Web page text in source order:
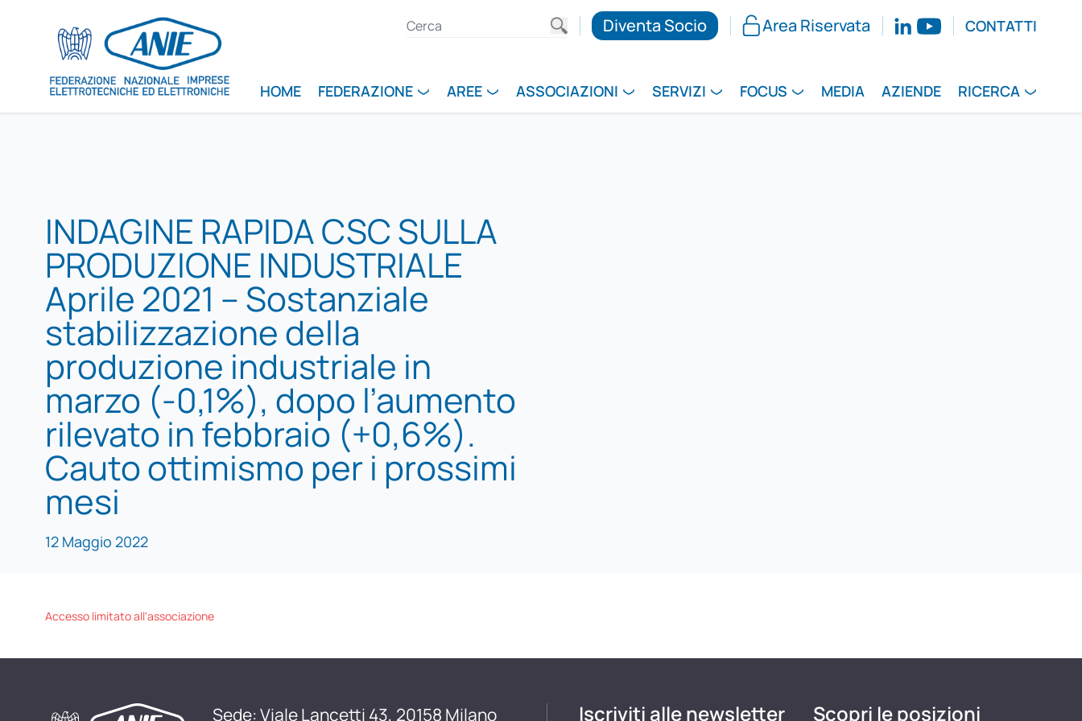
Diventa Socio Area Riservata CONTATTI
HOME FEDERAZIONE AREE ASSOCIAZIONI SERVIZI FOCUS MEDIA AZIENDE RICERCA
INDAGINE RAPIDA CSC SULLA
PRODUZIONE INDUSTRIALE
Aprile 2021 – Sostanziale
stabilizzazione della
produzione industriale in
marzo (-0,1%), dopo l’aumento
rilevato in febbraio (+0,6%).
Cauto ottimismo per i prossimi
mesi
12 Maggio 2022
Accesso limitato all'associazione
Sede: Viale Lancetti 43, 20158 Milano Iscriviti alle newsletter Scopri le posizioni